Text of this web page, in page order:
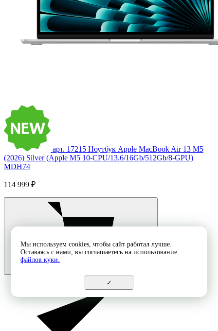
арт. 17215 Ноутбук Apple MacBook Air 13 M5
(2026) Silver (Apple M5 10-CPU/13.6/16Gb/512Gb/8-GPU)
MDH74
114 999 ₽
Мы используем cookies, чтобы сайт работал лучше.
Оставаясь с нами, вы соглашаетесь на использование
файлов куки.
✓